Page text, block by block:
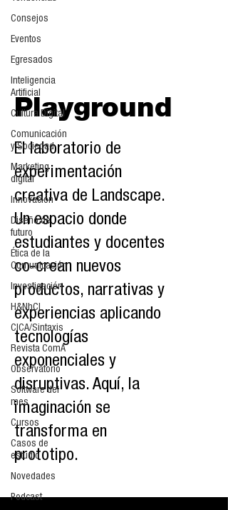
Consejos
Eventos
Egresados
Inteligencia
Artificial
Cultura Digital
Comunicación
y Sociedad
Marketing
digital
Innovación
Diseño de
futuro
Ética de la
Comunicación
Investigación
H&NhCL
CICA/Sintaxis
Revista ComA
Observatorio
Software del
mes
Cursos
Casos de
estudio
Novedades
Podcast
Playground
El laboratorio de
experimentación
creativa de Landscape.
Un espacio donde
estudiantes y docentes
co-crean nuevos
productos, narrativas y
experiencias aplicando
tecnologías
exponenciales y
disruptivas. Aquí, la
imaginación se
transforma en
prototipo.